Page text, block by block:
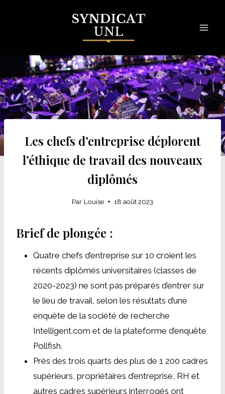
Les chefs d’entreprise déplorent
l’éthique de travail des nouveaux
diplômés
Par Louise 18 août 2023
Brief de plongée :
Quatre chefs d’entreprise sur 10 croient les
récents diplômés universitaires (classes de
2020-2023) ne sont pas préparés d’entrer sur
le lieu de travail, selon les résultats d’une
enquête de la société de recherche
Intelligent.com et de la plateforme d’enquête
Pollfish.
Près des trois quarts des plus de 1 200 cadres
supérieurs, propriétaires d’entreprise, RH et
autres cadres supérieurs interrogés ont